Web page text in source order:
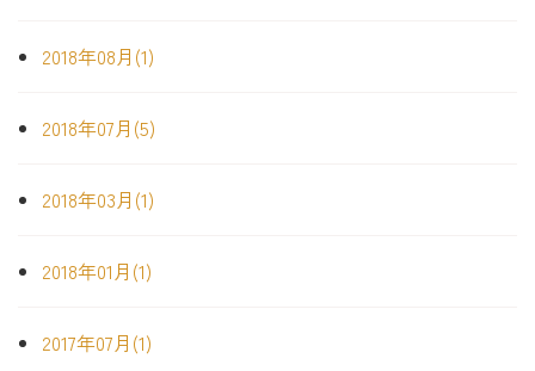
2018年08月(1)
2018年07月(5)
2018年03月(1)
2018年01月(1)
2017年07月(1)